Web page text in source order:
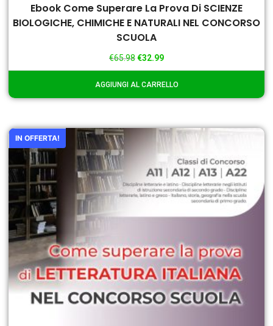
Ebook Come Superare La Prova Di SCIENZE
BIOLOGICHE, CHIMICHE E NATURALI NEL CONCORSO
SCUOLA
€65.98€32.99
AGGIUNGI AL CARRELLO
IN OFFERTA!